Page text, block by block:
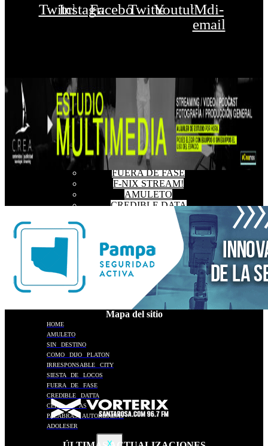
FUERA DE FASE
F-NIX STREAM!
AMULETO
CREDIBLE DATA
CERO AL AS
QUE SE HAGA TARDE
TODO SIGUE IGUAL
UNA COSA DE LOCOS
CULTURA VIVA
X
TwitchInstagramFacebookTwitterYoutubeMdi-
email
Mapa del sitio
HOME
AMULETO
SIN DESTINO
COMO DIJO PLATON
IRRESPONSABLE CITY
SIESTA DE LOCOS
FUERA DE FASE
CREDIBLE DATTA
CERO AL AS
PALABRAS AUTORIZADAS
ADOLESER